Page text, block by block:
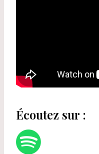
Écoutez sur :